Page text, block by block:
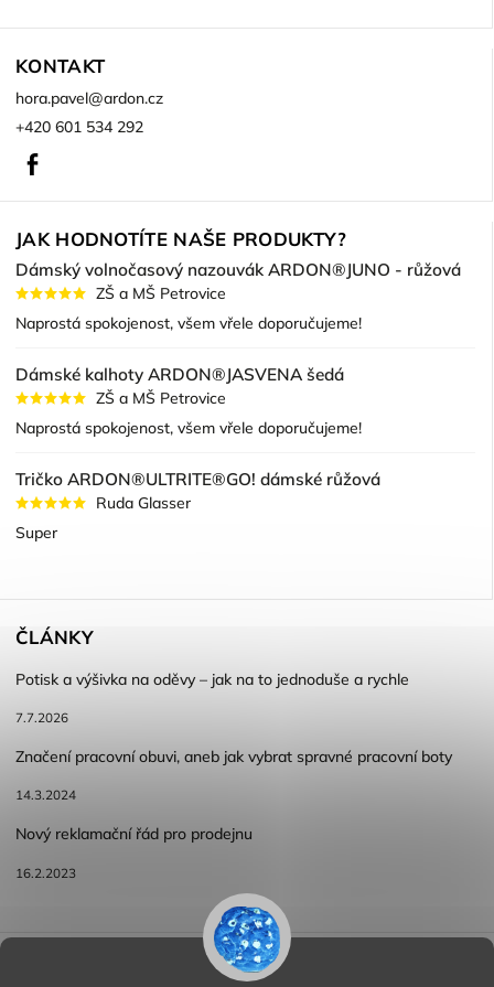
KONTAKT
hora.pavel@ardon.cz
+420 601 534 292
JAK HODNOTÍTE NAŠE PRODUKTY?
Dámský volnočasový nazouvák ARDON®JUNO - růžová
ZŠ a MŠ Petrovice
Naprostá spokojenost, všem vřele doporučujeme!
Dámské kalhoty ARDON®JASVENA šedá
ZŠ a MŠ Petrovice
Naprostá spokojenost, všem vřele doporučujeme!
Tričko ARDON®ULTRITE®GO! dámské růžová
Ruda Glasser
Super
ČLÁNKY
Potisk a výšivka na oděvy – jak na to jednoduše a rychle
7.7.2026
Značení pracovní obuvi, aneb jak vybrat spravné pracovní boty
14.3.2024
Nový reklamační řád pro prodejnu
16.2.2023
Reklamace a vracení zboží